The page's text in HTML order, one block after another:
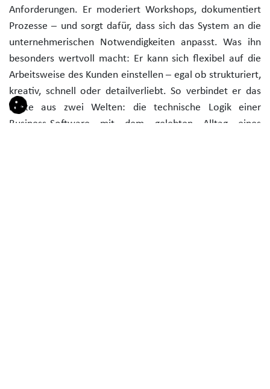
Anforderungen. Er moderiert Workshops, dokumentiert
Prozesse – und sorgt dafür, dass sich das System an die
unternehmerischen Notwendigkeiten anpasst. Was ihn
besonders wertvoll macht: Er kann sich flexibel auf die
Arbeitsweise des Kunden einstellen – egal ob strukturiert,
kreativ, schnell oder detailverliebt. So verbindet er das
Beste aus zwei Welten: die technische Logik einer
Business-Software mit dem gelebten Alltag eines